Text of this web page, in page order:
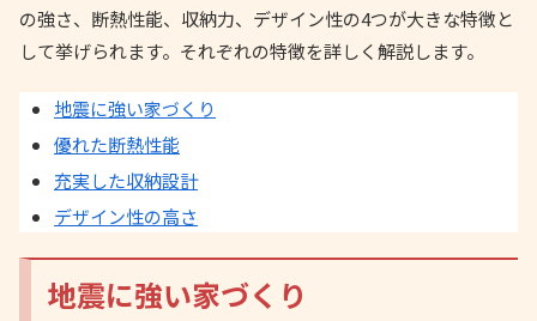
の強さ、断熱性能、収納力、デザイン性の4つが大きな特徴と
して挙げられます。それぞれの特徴を詳しく解説します。
地震に強い家づくり
優れた断熱性能
充実した収納設計
デザイン性の高さ
地震に強い家づくり